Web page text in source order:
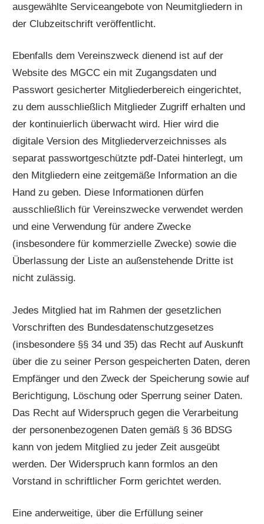
ausgewählte Serviceangebote von Neumitgliedern in
der Clubzeitschrift veröffentlicht.
Ebenfalls dem Vereinszweck dienend ist auf der
Website des MGCC ein mit Zugangsdaten und
Passwort gesicherter Mitgliederbereich eingerichtet,
zu dem ausschließlich Mitglieder Zugriff erhalten und
der kontinuierlich überwacht wird. Hier wird die
digitale Version des Mitgliederverzeichnisses als
separat passwortgeschützte pdf-Datei hinterlegt, um
den Mitgliedern eine zeitgemäße Information an die
Hand zu geben. Diese Informationen dürfen
ausschließlich für Vereinszwecke verwendet werden
und eine Verwendung für andere Zwecke
(insbesondere für kommerzielle Zwecke) sowie die
Überlassung der Liste an außenstehende Dritte ist
nicht zulässig.
Jedes Mitglied hat im Rahmen der gesetzlichen
Vorschriften des Bundesdatenschutzgesetzes
(insbesondere §§ 34 und 35) das Recht auf Auskunft
über die zu seiner Person gespeicherten Daten, deren
Empfänger und den Zweck der Speicherung sowie auf
Berichtigung, Löschung oder Sperrung seiner Daten.
Das Recht auf Widerspruch gegen die Verarbeitung
der personenbezogenen Daten gemäß § 36 BDSG
kann von jedem Mitglied zu jeder Zeit ausgeübt
werden. Der Widerspruch kann formlos an den
Vorstand in schriftlicher Form gerichtet werden.
Eine anderweitige, über die Erfüllung seiner